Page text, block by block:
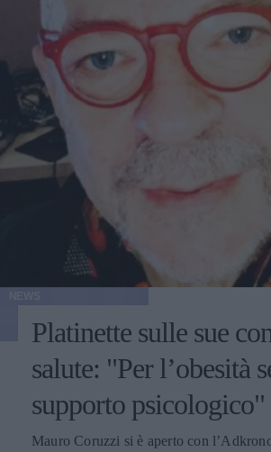
Platinette sulle sue
salute: "Per l’obesità
supporto psicologico"
Mauro Coruzzi si è aperto con